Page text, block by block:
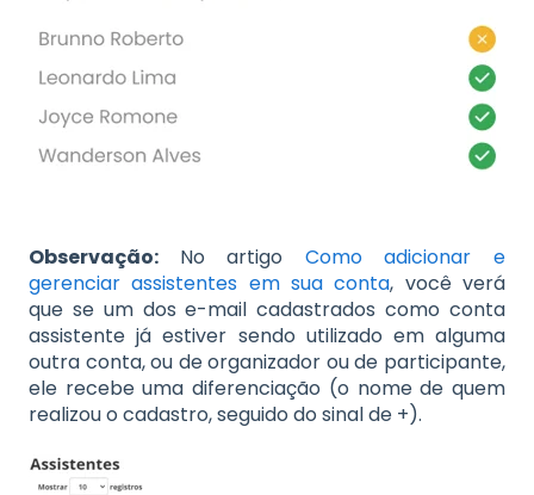
Observação: No artigo Como adicionar e
gerenciar assistentes em sua conta, você verá
que se um dos e-mail cadastrados como conta
assistente já estiver sendo utilizado em alguma
outra conta, ou de organizador ou de participante,
ele recebe uma diferenciação (o nome de quem
realizou o cadastro, seguido do sinal de +).